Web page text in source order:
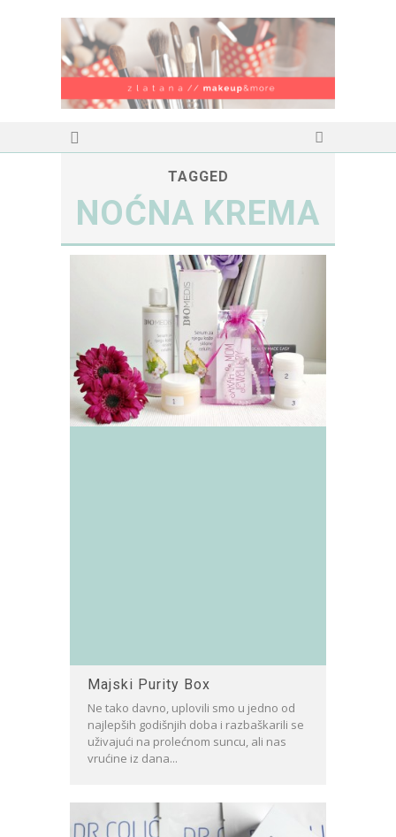
TAGGED
NOĆNA KREMA
Majski Purity Box
Ne tako davno, uplovili smo u jedno od
najlepših godišnjih doba i razbaškarili se
uživajući na prolećnom suncu, ali nas
vrućine iz dana...